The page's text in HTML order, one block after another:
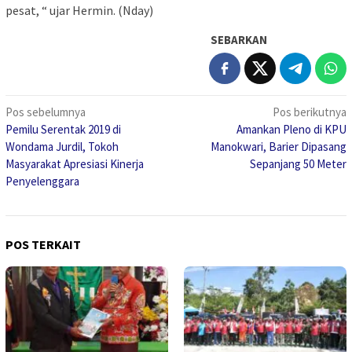
pesat, “ ujar Hermin. (Nday)
SEBARKAN
Navigasi
pos
Pos sebelumnya
Pemilu Serentak 2019 di
Wondama Jurdil, Tokoh
Masyarakat Apresiasi Kinerja
Penyelenggara
Pos berikutnya
Amankan Pleno di KPU
Manokwari, Barier Dipasang
Sepanjang 50 Meter
POS TERKAIT